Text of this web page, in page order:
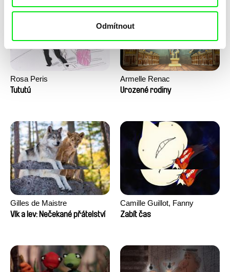
Odmítnout
Rosa Peris
Tututú
Armelle Renac
Urozené rodiny
Gilles de Maistre
Vlk a lev: Nečekané přátelství
Camille Guillot, Fanny
Hagdahl Sörebo, Aleksandra
Valentine Zhang
Zabít čas